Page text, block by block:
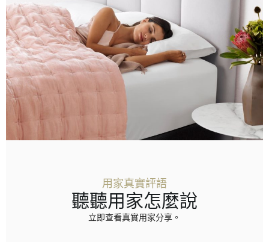
用家真實評語
聽聽用家怎麼說
立即查看真實用家分享。